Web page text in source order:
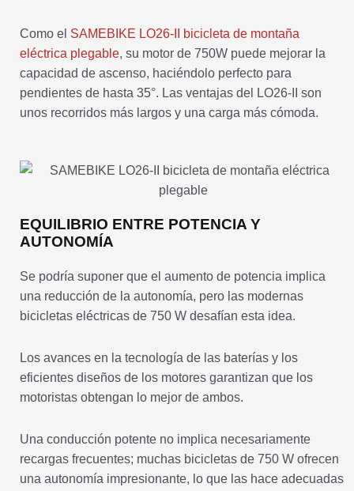
Como el SAMEBIKE LO26-II bicicleta de montaña
eléctrica plegable, su motor de 750W puede mejorar la
capacidad de ascenso, haciéndolo perfecto para
pendientes de hasta 35°. Las ventajas del LO26-II son
unos recorridos más largos y una carga más cómoda.
EQUILIBRIO ENTRE POTENCIA Y
AUTONOMÍA
Se podría suponer que el aumento de potencia implica
una reducción de la autonomía, pero las modernas
bicicletas eléctricas de 750 W desafían esta idea.
Los avances en la tecnología de las baterías y los
eficientes diseños de los motores garantizan que los
motoristas obtengan lo mejor de ambos.
Una conducción potente no implica necesariamente
recargas frecuentes; muchas bicicletas de 750 W ofrecen
una autonomía impresionante, lo que las hace adecuadas